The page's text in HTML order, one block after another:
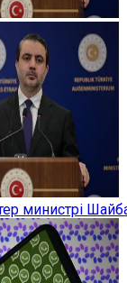
министрі